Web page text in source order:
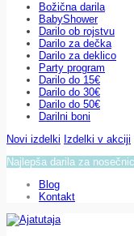
Božična darila
BabyShower
Darilo ob rojstvu
Darilo za dečka
Darilo za deklico
Party program
Darilo do 15€
Darilo do 30€
Darilo do 50€
Darilni boni
Novi izdelki Izdelki v akciji
Najlepša darila za
Blog
Kontakt